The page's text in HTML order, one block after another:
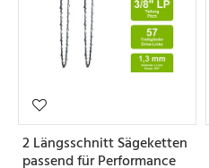
2 Längsschnitt Sägeketten
passend für Performance